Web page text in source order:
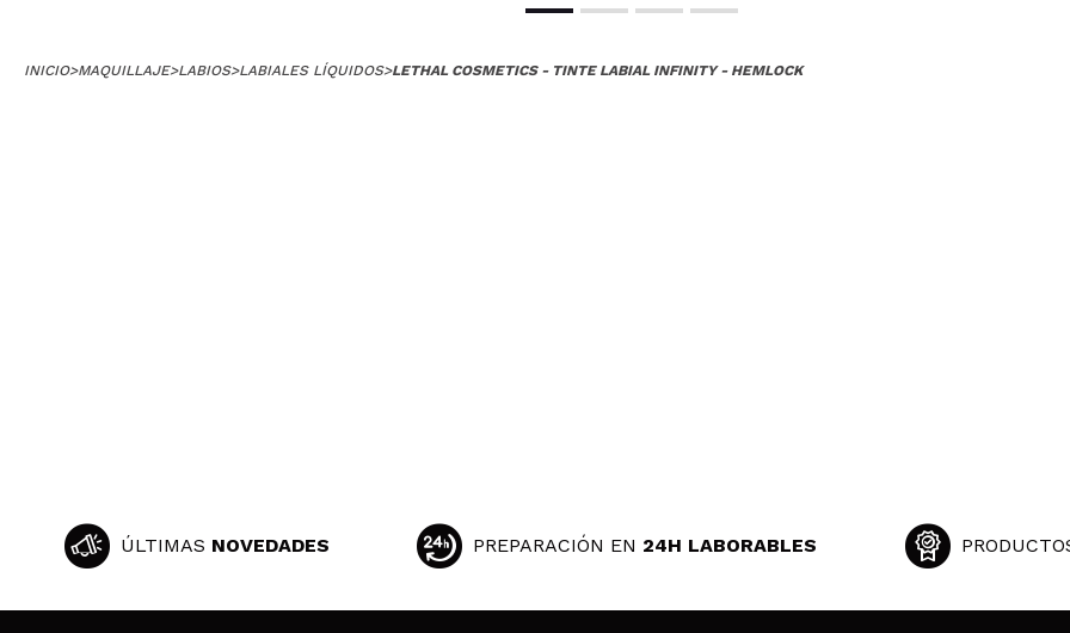
INICIO>MAQUILLAJE>LABIOS>LABIALES LÍQUIDOS>LETHAL COSMETICS - TINTE LABIAL INFINITY - HEMLOCK
ÚLTIMAS NOVEDADES PREPARACIÓN EN 24H LABORABLES